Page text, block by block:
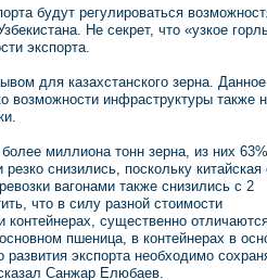
будут регулироваться
Не секрет, что «узкое
экспорта.
для казахстанского зерна. Данное
возможности инфраструктуры также
миллиона тонн зерна, из них 63%
снизились, поскольку китайская
вагонами также снизились с 2
что в силу разной стоимости
контейнерах, существенно
пшеница, в контейнерах в
экспорта необходимо
Санжар Елюбаев.